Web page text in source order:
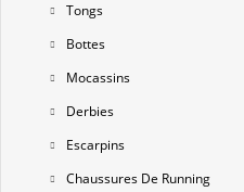
Tongs
Bottes
Mocassins
Derbies
Escarpins
Chaussures De Running